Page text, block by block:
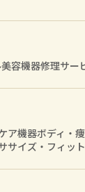
美容機器修理サー
ア機器ボディ・
サイズ・フィッ